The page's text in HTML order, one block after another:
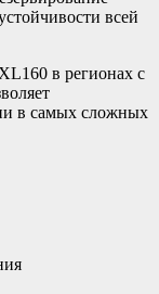
всей
в регионах с
в самых сложных